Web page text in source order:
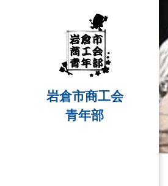
岩倉市商工会
青年部